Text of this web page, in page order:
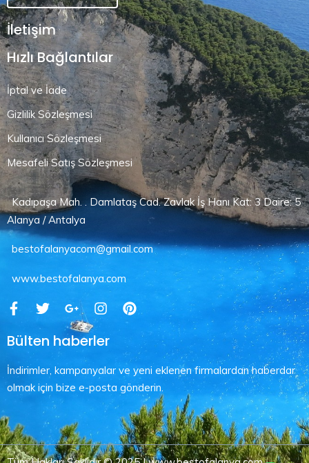
İletişim
Hızlı Bağlantılar
İptal ve İade
Gizlilik Sözleşmesi
Kullanıcı Sözleşmesi
Mesafeli Satış Sözleşmesi
Kadıpaşa Mah. . Damlataş Cad. Zavlak İş Hanı Kat: 3 Daire: 5
Alanya / Antalya
bestofalanyacom@gmail.com
www.bestofalanya.com
Bülten haberler
İndirimler, kampanyalar ve yeni eklenen firmalardan haberdar
olmak için bize e-posta gönderin.